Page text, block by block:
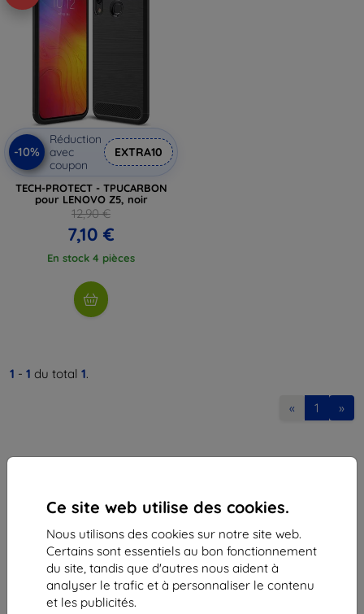
Ce site web utilise des cookies.
Nous utilisons des cookies sur notre site web.
Certains sont essentiels au bon fonctionnement
du site, tandis que d'autres nous aident à
analyser le trafic et à personnaliser le contenu
et les publicités.
-10%
Réduction
avec
coupon
EXTRA10
TECH-PROTECT - TPUCARBON
pour LENOVO Z5, noir
12,90 €
7,10 €
En stock 4 pièces
1 - 1 du total 1.
« 1 »
Shield-Sk s.r.o.
Ulica Rudolfa Mocka 3750/2A
841 04 Bratislava
Numéro d’identification d’entreprise :